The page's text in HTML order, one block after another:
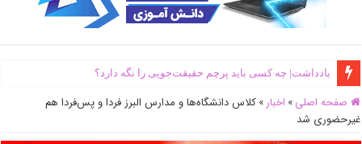
یادداشت| ‌چه کسی باید پرچم حقیقت‌جویی را نگه دارد؟
صفحه اصلی » اخبار » کلاس دانشگاه‌ها و مدارس البرز فردا و پس‌فردا هم
غیرحضوری شد